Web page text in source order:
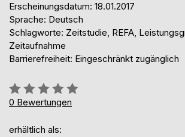
Erscheinungsdatum: 18.01.2017
Sprache: Deutsch
Schlagworte: Zeitstudie, REFA,
Zeitaufnahme
Barrierefreiheit: Eingeschränkt zugänglich
Bewertung::
0%
0 Bewertungen
erhältlich als: